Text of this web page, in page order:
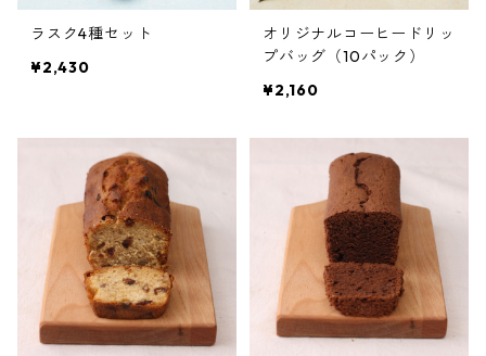
ラスク4種セット
¥2,430
オリジナルコーヒードリッ
プバッグ（10パック）
¥2,160